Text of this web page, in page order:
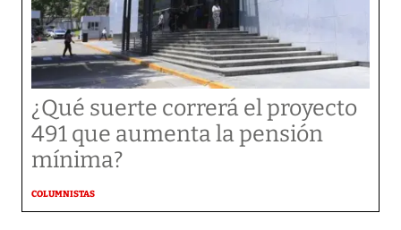
¿Qué suerte correrá el proyecto
491 que aumenta la pensión
mínima?
COLUMNISTAS